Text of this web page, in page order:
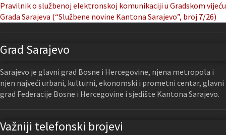
Pravilnik o službenoj elektronskoj komunikaciji u Gradskom vijeću
Grada Sarajeva (“Službene novine Kantona Sarajevo”, broj 7/26)
Grad Sarajevo
Sarajevo je glavni grad Bosne i Hercegovine, njena metropola i
njen najveći urbani, kulturni, ekonomski i prometni centar, glavni
grad Federacije Bosne i Hercegovine i sjedište Kantona Sarajevo.
Važniji telefonski brojevi